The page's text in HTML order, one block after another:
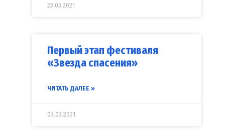
23.03.2021
Первый этап фестиваля
«Звезда спасения»
ЧИТАТЬ ДАЛЕЕ »
03.03.2021